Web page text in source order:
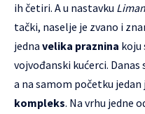
ih četiri. A u nastavku
tački, naselje je zvano i
jedna velika praznina koju
vojvođanski kućerci. Danas
a na samom početku jedan
kompleks. Na vrhu jedne